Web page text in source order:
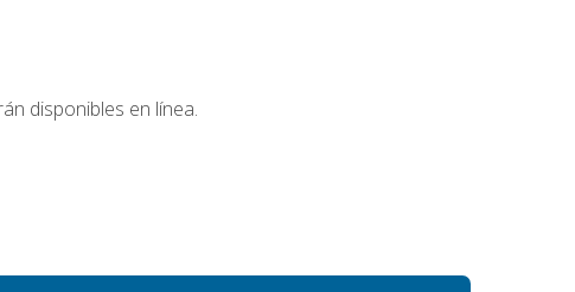
disponibles en línea.